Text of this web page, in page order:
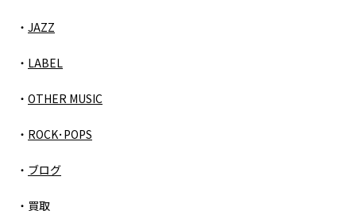
JAZZ
LABEL
OTHER MUSIC
ROCK･POPS
ブログ
買取